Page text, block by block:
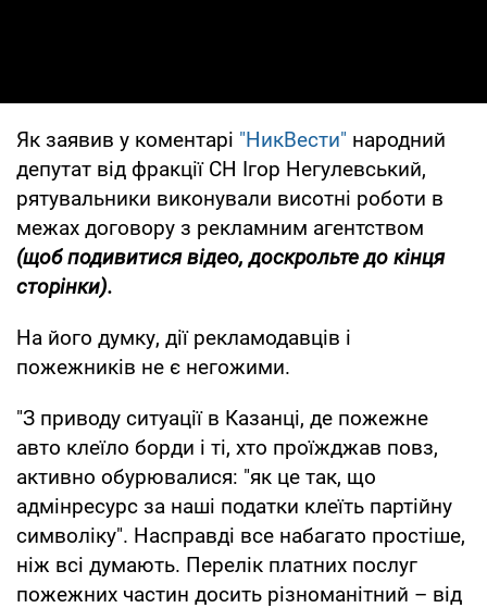
Як заявив у коментарі "НикВести" народний
депутат від фракції СН Ігор Негулевський,
рятувальники виконували висотні роботи в
межах договору з рекламним агентством
(щоб подивитися відео, доскрольте до кінця
сторінки).
На його думку, дії рекламодавців і
пожежників не є негожими.
"З приводу ситуації в Казанці, де пожежне
авто клеїло борди і ті, хто проїжджав повз,
активно обурювалися: "як це так, що
адмінресурс за наші податки клеїть партійну
символіку". Насправді все набагато простіше,
ніж всі думають. Перелік платних послуг
пожежних частин досить різноманітний – від